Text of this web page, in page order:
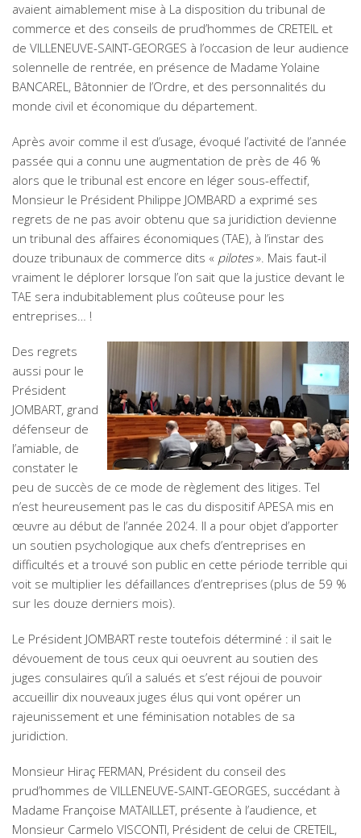
avaient aimablement mise à La disposition du tribunal de
commerce et des conseils de prud’hommes de CRETEIL et
de VILLENEUVE-SAINT-GEORGES à l’occasion de leur audience
solennelle de rentrée, en présence de Madame Yolaine
BANCAREL, Bâtonnier de l’Ordre, et des personnalités du
monde civil et économique du département.
Après avoir comme il est d’usage, évoqué l’activité de l’année
passée qui a connu une augmentation de près de 46 %
alors que le tribunal est encore en léger sous-effectif,
Monsieur le Président Philippe JOMBARD a exprimé ses
regrets de ne pas avoir obtenu que sa juridiction devienne
un tribunal des affaires économiques (TAE), à l’instar des
douze tribunaux de commerce dits « pilotes». Mais faut-il
vraiment le déplorer lorsque l’on sait que la justice devant le
TAE sera indubitablement plus coûteuse pour les
entreprises… !
Des regrets
aussi pour le
Président
JOMBART, grand
défenseur de
l’amiable, de
constater le
peu de succès de ce mode de règlement des litiges. Tel
n’est heureusement pas le cas du dispositif APESA mis en
œuvre au début de l’année 2024. Il a pour objet d’apporter
un soutien psychologique aux chefs d’entreprises en
difficultés et a trouvé son public en cette période terrible qui
voit se multiplier les défaillances d’entreprises (plus de 59 %
sur les douze derniers mois).
Le Président JOMBART reste toutefois déterminé : il sait le
dévouement de tous ceux qui oeuvrent au soutien des
juges consulaires qu’il a salués et s’est réjoui de pouvoir
accueillir dix nouveaux juges élus qui vont opérer un
rajeunissement et une féminisation notables de sa
juridiction.
Monsieur Hiraç FERMAN, Président du conseil des
prud’hommes de VILLENEUVE-SAINT-GEORGES, succédant à
Madame Françoise MATAILLET, présente à l’audience, et
Monsieur Carmelo VISCONTI, Président de celui de CRETEIL,